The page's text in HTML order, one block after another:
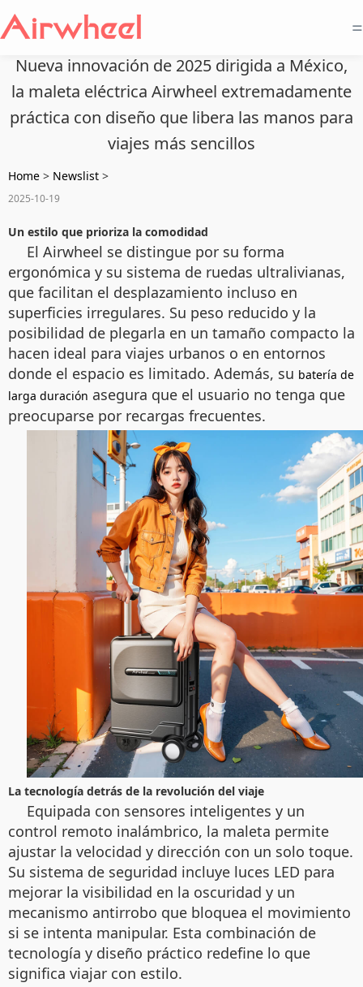
=
Nueva innovación de 2025 dirigida a México,
la maleta eléctrica Airwheel extremadamente
práctica con diseño que libera las manos para
viajes más sencillos
Home > Newslist >
2025-10-19
Un estilo que prioriza la comodidad
El Airwheel se distingue por su forma
ergonómica y su sistema de ruedas ultralivianas,
que facilitan el desplazamiento incluso en
superficies irregulares. Su peso reducido y la
posibilidad de plegarla en un tamaño compacto la
hacen ideal para viajes urbanos o en entornos
donde el espacio es limitado. Además, su batería de
larga duración asegura que el usuario no tenga que
preocuparse por recargas frecuentes.
La tecnología detrás de la revolución del viaje
Equipada con sensores inteligentes y un
control remoto inalámbrico, la maleta permite
ajustar la velocidad y dirección con un solo toque.
Su sistema de seguridad incluye luces LED para
mejorar la visibilidad en la oscuridad y un
mecanismo antirrobo que bloquea el movimiento
si se intenta manipular. Esta combinación de
tecnología y diseño práctico redefine lo que
significa viajar con estilo.